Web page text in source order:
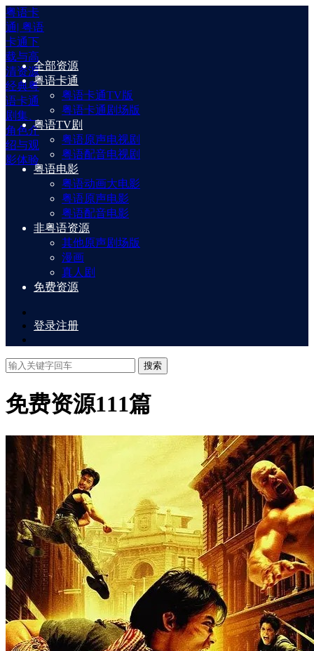
粤语卡
通| 粤语
卡通下
载与高
清资源
经典粤
语卡通
剧集、
角色介
绍与观
影体验
全部资源
粤语卡通
粤语卡通TV版
粤语卡通剧场版
粤语TV剧
粤语原声电视剧
粤语配音电视剧
粤语电影
粤语动画大电影
粤语原声电影
粤语配音电影
非粤语资源
其他原声剧场版
漫画
真人剧
免费资源
登录注册
搜索
免费资源111篇